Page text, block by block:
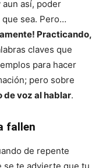
así, poder
sea. Pero…
Practicando,
claves que
para hacer
pero sobre
de voz al hablar.
fallen
de repente